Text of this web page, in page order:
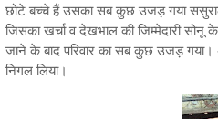
छोटे बच्चे हैं उसका सब कुछ उजड़ गया
जिसका खर्चा व देखभाल की जिम्मेदारी सोनू
जाने के बाद परिवार का सब कुछ उजड़ गया।
निगल लिया।